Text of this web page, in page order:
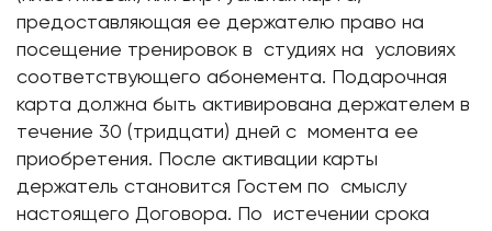
предоставляющая ее держателю право на
посещение тренировок в студиях на условиях
соответствующего абонемента. Подарочная
карта должна быть активирована держателем в
течение 30 (тридцати) дней с момента ее
приобретения. После активации карты
держатель становится Гостем по смыслу
настоящего Договора. По истечении срока